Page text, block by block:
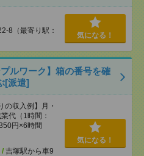
8（最寄り駅：
気になる！
ルワーク】箱の番号を確
[派遣]
の収入例】月・
代（1時間：
円×6時間
/ 吉塚駅から車9
気になる！